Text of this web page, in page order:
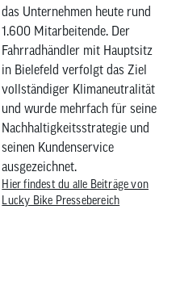
das Unternehmen heute rund
1.600 Mitarbeitende. Der
Fahrradhändler mit Hauptsitz
in Bielefeld verfolgt das Ziel
vollständiger Klimaneutralität
und wurde mehrfach für seine
Nachhaltigkeitsstrategie und
seinen Kundenservice
ausgezeichnet.
Hier findest du alle Beiträge von
Lucky Bike Pressebereich